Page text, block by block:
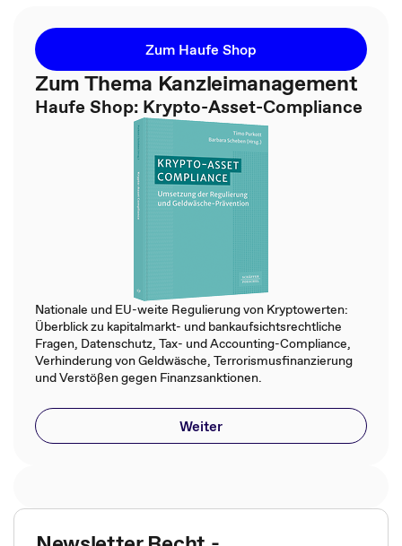
Zum Haufe Shop
Zum Thema Kanzleimanagement
Haufe Shop: Krypto-Asset-Compliance
Nationale und EU-weite Regulierung von Kryptowerten:
Überblick zu kapitalmarkt- und bankaufsichtsrechtliche
Fragen, Datenschutz, Tax- und Accounting-Compliance,
Verhinderung von Geldwäsche, Terrorismusfinanzierung
und Verstößen gegen Finanzsanktionen​.​
Weiter